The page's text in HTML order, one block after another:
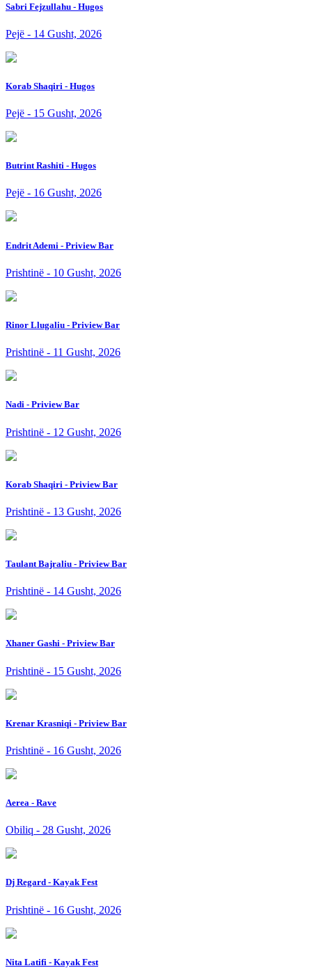
Sabri Fejzullahu - Hugos
Pejë - 14 Gusht, 2026
Korab Shaqiri - Hugos
Pejë - 15 Gusht, 2026
Butrint Rashiti - Hugos
Pejë - 16 Gusht, 2026
Endrit Ademi - Priview Bar
Prishtinë - 10 Gusht, 2026
Rinor Llugaliu - Priview Bar
Prishtinë - 11 Gusht, 2026
Nadi - Priview Bar
Prishtinë - 12 Gusht, 2026
Korab Shaqiri - Priview Bar
Prishtinë - 13 Gusht, 2026
Taulant Bajraliu - Priview Bar
Prishtinë - 14 Gusht, 2026
Xhaner Gashi - Priview Bar
Prishtinë - 15 Gusht, 2026
Krenar Krasniqi - Priview Bar
Prishtinë - 16 Gusht, 2026
Aerea - Rave
Obiliq - 28 Gusht, 2026
Dj Regard - Kayak Fest
Prishtinë - 16 Gusht, 2026
Nita Latifi - Kayak Fest